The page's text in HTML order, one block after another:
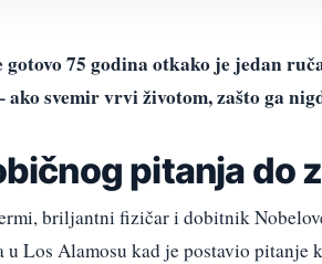
gotovo 75 godina otkako je jedan
ako svemir vrvi životom, zašto ga
pitanja do
briljantni fizičar i dobitnik
u Los Alamosu kad je postavio pitanje